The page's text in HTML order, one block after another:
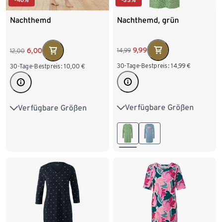
Nachthemd
12,00 6,00
30-Tage-Bestpreis: 10,00 €
Verfügbare Größen
L 44/46 XL 48/50
Nachthemd, grün
14,99 9,99
30-Tage-Bestpreis: 14,99 €
Verfügbare Größen
S 36/38 M 40/42
L 44/46